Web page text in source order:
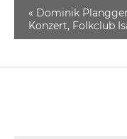
« Dominik
Konzert, Folkclub